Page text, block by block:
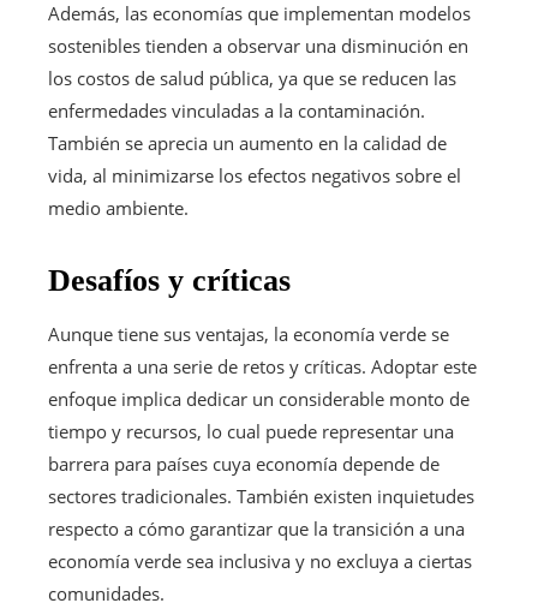
Además, las economías que implementan modelos
sostenibles tienden a observar una disminución en
los costos de salud pública, ya que se reducen las
enfermedades vinculadas a la contaminación.
También se aprecia un aumento en la calidad de
vida, al minimizarse los efectos negativos sobre el
medio ambiente.
Desafíos y críticas
Aunque tiene sus ventajas, la economía verde se
enfrenta a una serie de retos y críticas. Adoptar este
enfoque implica dedicar un considerable monto de
tiempo y recursos, lo cual puede representar una
barrera para países cuya economía depende de
sectores tradicionales. También existen inquietudes
respecto a cómo garantizar que la transición a una
economía verde sea inclusiva y no excluya a ciertas
comunidades.